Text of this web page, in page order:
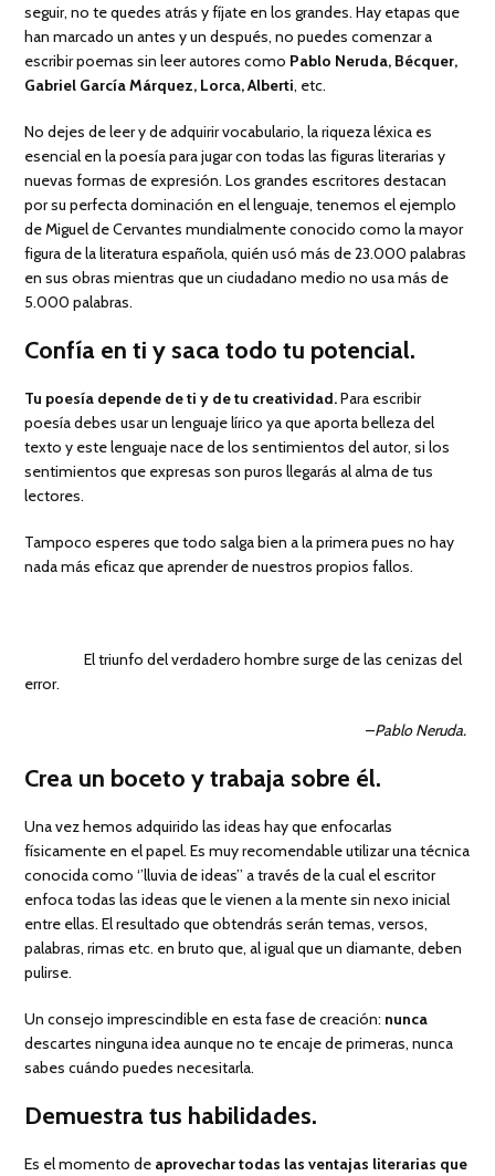
seguir, no te quedes atrás y fíjate en los grandes. Hay etapas que
han marcado un antes y un después, no puedes comenzar a
escribir poemas sin leer autores como Pablo Neruda, Bécquer,
Gabriel García Márquez, Lorca, Alberti, etc.
No dejes de leer y de adquirir vocabulario, la riqueza léxica es
esencial en la poesía para jugar con todas las figuras literarias y
nuevas formas de expresión. Los grandes escritores destacan
por su perfecta dominación en el lenguaje, tenemos el ejemplo
de Miguel de Cervantes mundialmente conocido como la mayor
figura de la literatura española, quién usó más de 23.000 palabras
en sus obras mientras que un ciudadano medio no usa más de
5.000 palabras.
Confía en ti y saca todo tu potencial.
Tu poesía depende de ti y de tu creatividad.Para escribir
poesía debes usar un lenguaje lírico ya que aporta belleza del
texto y este lenguaje nace de los sentimientos del autor, si los
sentimientos que expresas son puros llegarás al alma de tus
lectores.
Tampoco esperes que todo salga bien a la primera pues no hay
nada más eficaz que aprender de nuestros propios fallos.
El triunfo del verdadero hombre surge de las cenizas del
error.
–Pablo Neruda.
Crea un boceto y trabaja sobre él.
Una vez hemos adquirido las ideas hay que enfocarlas
físicamente en el papel. Es muy recomendable utilizar una técnica
conocida como ‘’lluvia de ideas’’ a través de la cual el escritor
enfoca todas las ideas que le vienen a la mente sin nexo inicial
entre ellas. El resultado que obtendrás serán temas, versos,
palabras, rimas etc. en bruto que, al igual que un diamante, deben
pulirse.
Un consejo imprescindible en esta fase de creación: nunca
descartes ninguna idea aunque no te encaje de primeras, nunca
sabes cuándo puedes necesitarla.
Demuestra tus habilidades.
Es el momento de aprovechar todas las ventajas literarias que